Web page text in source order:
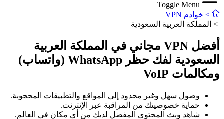
Toggle Menu
> خوادم VPN
> المملكة العربية السعودية
أفضل VPN مجاني في المملكة العربية
السعودية لفك حظر WhatsApp (واتساب)
ومكالمات VoIP
وصول سهل وغير محدود إلى المواقع والتطبيقات المحجوبة.
حماية خصوصيتك من المراقبة عبر الإنترنت.
شاهد وبث المحتوى المفضل لديك من أي مكان في العالم.